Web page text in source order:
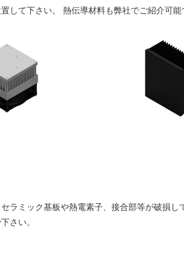
して下さい。 熱伝導材料も弊社でご紹介可能
ラミック基板や熱電素子、接合部等が破損
さい。